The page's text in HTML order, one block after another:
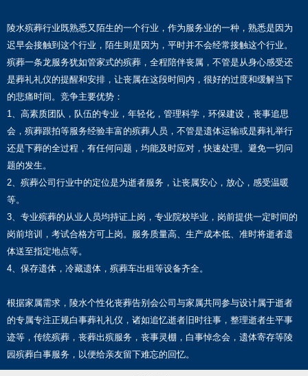
陵水殡葬行业既熟悉又陌生的一个行业，作为服务业的一种，熟悉是因为
迟早会接触到这个行业，陌生则是因为，平时并不会经常接触这个行业。
殡葬一条龙服务犹如管家式的殡葬，全程陪伴丧属，不管是从身心感受还
是葬礼礼仪的提醒和安排，让丧属在这段时间内，很好的过度和缓解当下
的悲痛时间。竞争主要优势：
1、高素质团队，队伍的专业，年轻化，管理科学，环保建设，丧事追思
会，殡葬跟拍等服务经验丰富的殡葬人员，不管是遗体运输或是葬礼举行
还是下葬的全过程，有任何问题，均能及时应对，快速处理。避免一切问
题的发生。
2、殡葬公司行业中的定位是为逝者服务，让丧属安心，放心，感受温暖
等。
3、专业殡葬的从业人员均持证上岗，专业院校毕业，岗前提供一定时间的
岗前培训，考试合格方可上岗。服务质量高、生产成本低、准时将逝者遗
体送至指定地点等。
4、保存遗体，冷藏遗体，殡葬车出租等设备齐全。
根据家属需求，陵水个性化丧葬告别会公司与家属共同参与设计属于逝者
的专属专注正规白事葬礼礼仪，诸如追忆逝者旧时往事，整理逝者生平事
迹等，传统殡葬，丧葬出殡服务，丧事灵棚，白事悼念会，遗体寄存等陵
园殡葬白事服务，以便给亲友留下难忘的回忆。